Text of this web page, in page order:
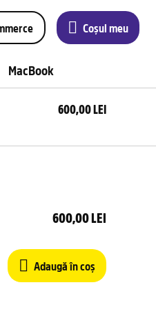
Coșul meu
MacBook
600,00 LEI
în
600,00 LEI
Adaugă în coș